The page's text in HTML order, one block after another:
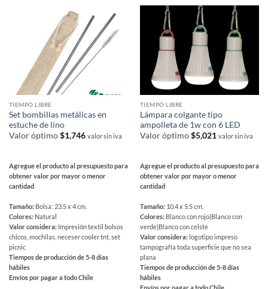
página
producto
pueden
página
producto
TIEMPO LIBRE
Set bombillas metálicas en
estuche de lino
Valor óptimo$1,746 valor sin iva
Agregue el producto al presupuesto para
obtener valor por mayor o menor
cantidad
Tamaño: Bolsa: 23.5 x 4 cm.
Colores: Natural
Valor considera: Impresión textil bolsos
chicos, mochilas, neceser cooler tnt, set
picnic
Tiempos de producción de 5-8 días
hábiles
Envíos por pagar a todo Chile
TIEMPO LIBRE
Lámpara colgante tipo
ampolleta de 1w con 6 LED
Valor óptimo$5,021 valor sin iva
Agregue el producto al presupuesto para
obtener valor por mayor o menor
cantidad
Tamaño: 10.4 x 5.5 cm.
Colores: Blanco con rojo|Blanco con
verde|Blanco con celste
Valor considera: logotipo impreso
tampografía toda superficie que no sea
plana
Tiempos de producción de 5-8 días
hábiles